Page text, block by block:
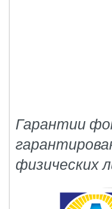
Гарантии
физических